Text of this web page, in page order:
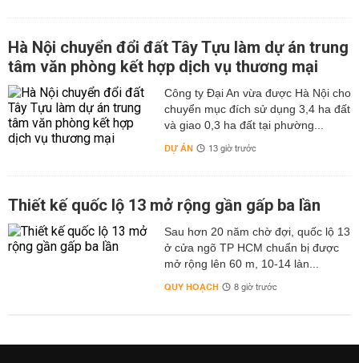
Hà Nội chuyển đổi đất Tây Tựu làm dự án trung
tâm văn phòng kết hợp dịch vụ thương mại
Công ty Đại An vừa được Hà Nội cho
chuyển mục đích sử dụng 3,4 ha đất
và giao 0,3 ha đất tại phường...
DỰ ÁN 13 giờ trước
Thiết kế quốc lộ 13 mở rộng gần gấp ba lần
Sau hơn 20 năm chờ đợi, quốc lộ 13
ở cửa ngõ TP HCM chuẩn bị được
mở rộng lên 60 m, 10-14 làn...
QUY HOẠCH 8 giờ trước